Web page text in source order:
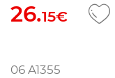
26.15€
06 A1355